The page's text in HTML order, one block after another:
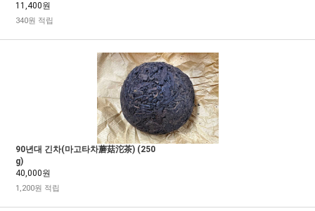
11,400원
340원 적립
90년대 긴차(마고타차蘑菇沱茶) (250
g)
40,000원
1,200원 적립